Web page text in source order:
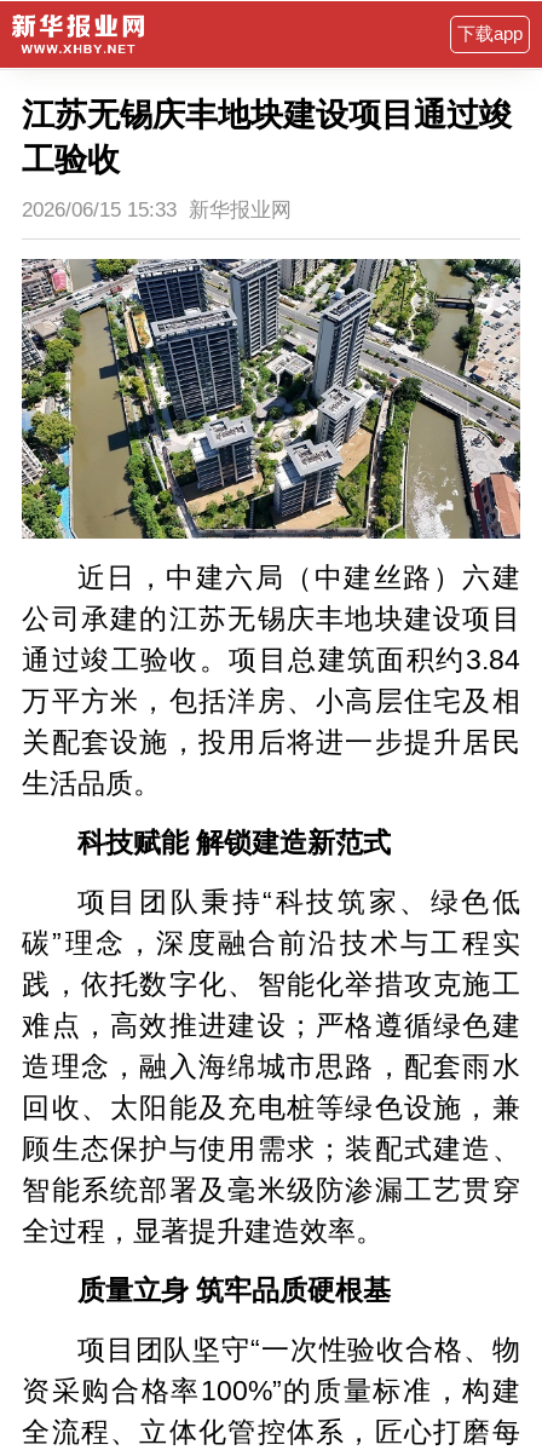
下载app
江苏无锡庆丰地块建设项目通过竣
工验收
2026/06/15 15:33 新华报业网
近日，中建六局（中建丝路）六建
公司承建的江苏无锡庆丰地块建设项目
通过竣工验收。项目总建筑面积约3.84
万平方米，包括洋房、小高层住宅及相
关配套设施，投用后将进一步提升居民
生活品质。
科技赋能 解锁建造新范式
项目团队秉持“科技筑家、绿色低
碳”理念，深度融合前沿技术与工程实
践，依托数字化、智能化举措攻克施工
难点，高效推进建设；严格遵循绿色建
造理念，融入海绵城市思路，配套雨水
回收、太阳能及充电桩等绿色设施，兼
顾生态保护与使用需求；装配式建造、
智能系统部署及毫米级防渗漏工艺贯穿
全过程，显著提升建造效率。
质量立身 筑牢品质硬根基
项目团队坚守“一次性验收合格、物
资采购合格率100%”的质量标准，构建
全流程、立体化管控体系，匠心打磨每